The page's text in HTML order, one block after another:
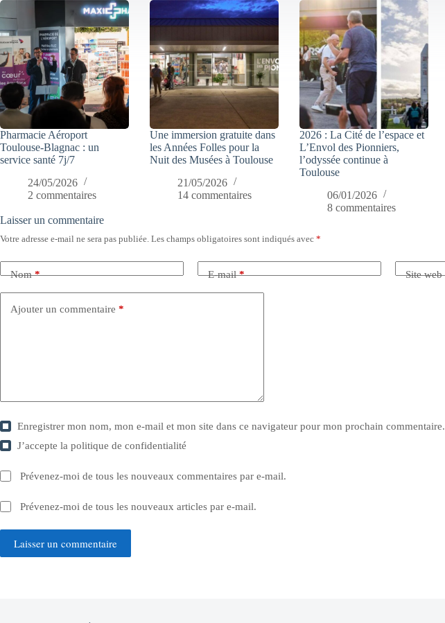
Pharmacie Aéroport
Toulouse-Blagnac : un
service santé 7j/7
24/05/2026
2 commentaires
Une immersion gratuite dans
les Années Folles pour la
Nuit des Musées à Toulouse
21/05/2026
14 commentaires
2026 : La Cité de l’espace et
L’Envol des Pionniers,
l’odyssée continue à
Toulouse
06/01/2026
8 commentaires
Laisser un commentaire
Votre adresse e-mail ne sera pas publiée. Les champs obligatoires sont indiqués avec *
Nom* E-mail* Site web
Ajouter un commentaire *
Enregistrer mon nom, mon e-mail et mon site dans ce navigateur pour mon prochain commentaire.
J’accepte lapolitique de confidentialité
Prévenez-moi de tous les nouveaux commentaires par e-mail.
Prévenez-moi de tous les nouveaux articles par e-mail.
Laisser un commentaire